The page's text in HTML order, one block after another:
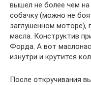
вышел не более чем на
собачку (можно не
заглушенном моторе),
масла. Конструктив
Форда. А вот
изнутри и крутится
После откручивания